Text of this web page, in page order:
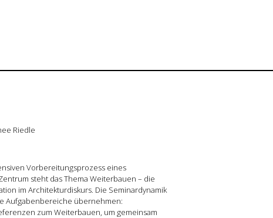
Riedle
Vorbereitungsprozess eines
steht das Thema Weiterbauen – die
im Architekturdiskurs. Die Seminardynamik
Aufgabenbereiche übernehmen:
zum Weiterbauen, um gemeinsam